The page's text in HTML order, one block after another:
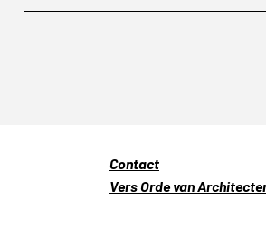
Contact
Vers Orde van